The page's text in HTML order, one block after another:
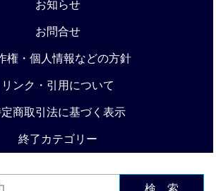
お知らせ
お問合せ
権・個人情報などの方針
リンク・引用について
商取引法に基づく表示
終了カテゴリー